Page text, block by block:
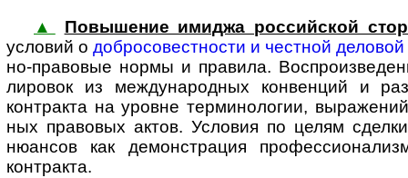
▲
Повышение имиджа рос­сий­ской
усло­вий одобросо­вестности и честной деловой
но-­пра­вовые нормы и правила.
лировок из между­на­род­ных конвенций и
контракта на уровне термино­логии,
ных правовых актов. Условия по целям
нюансов как демонстрация
контракта.